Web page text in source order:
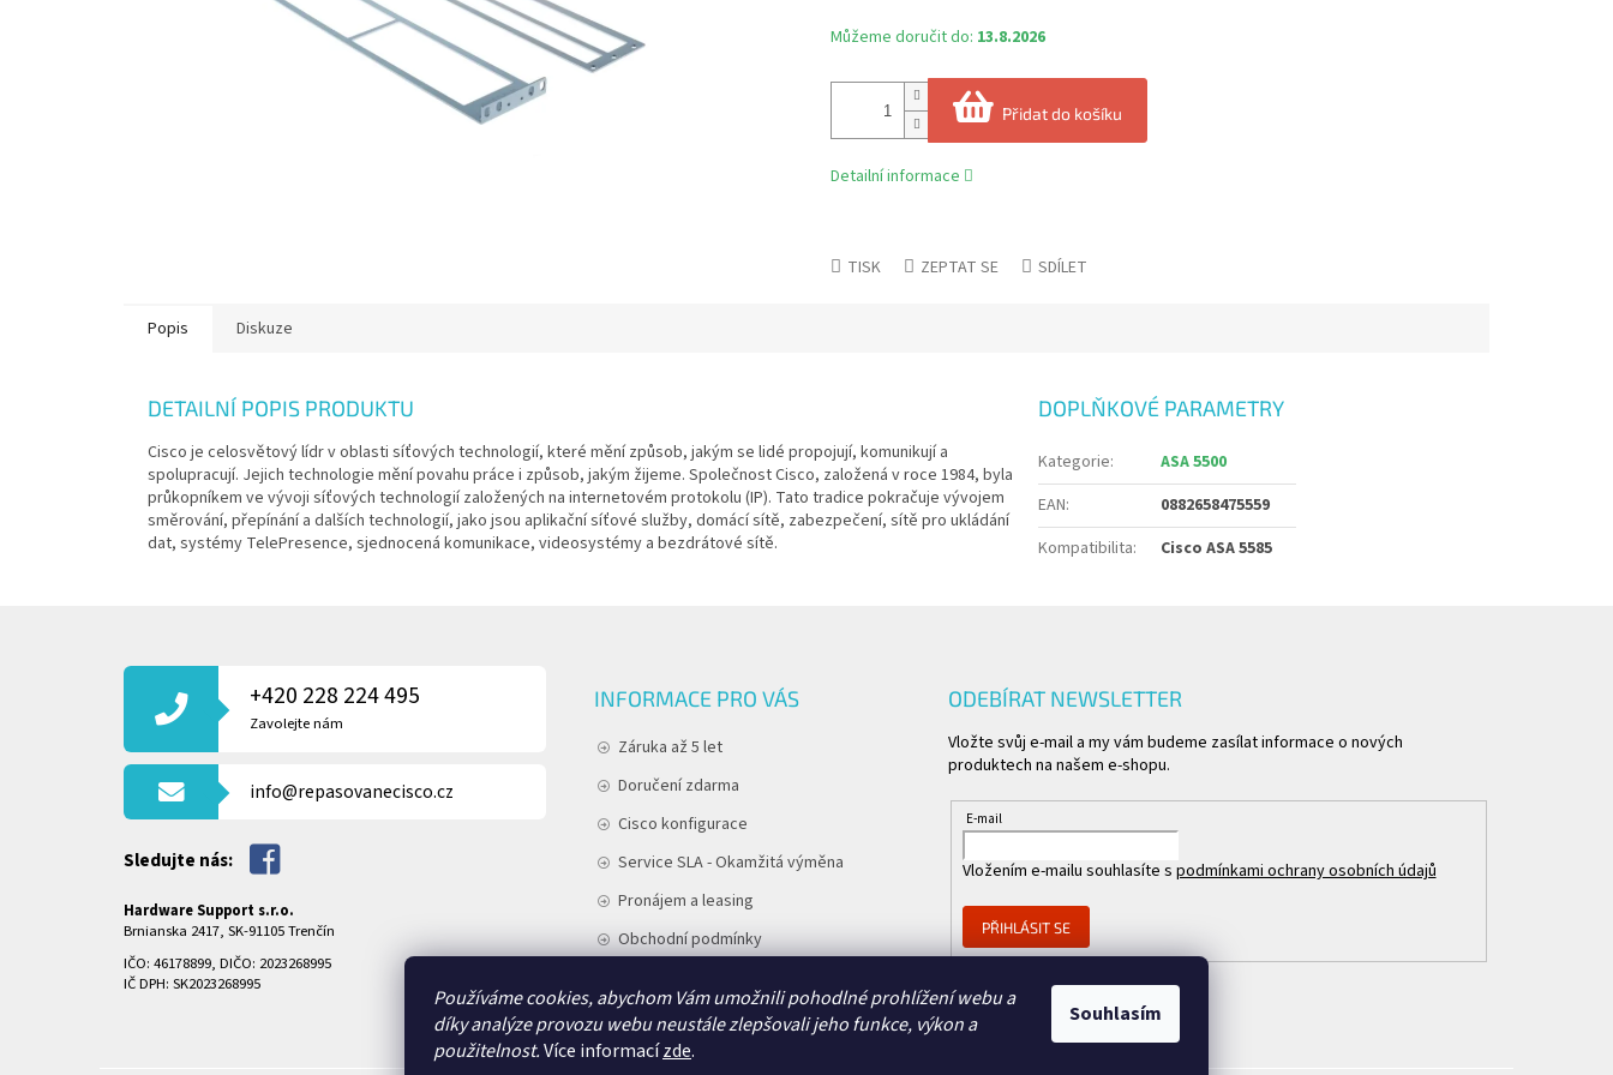
Používáme cookies, abychom Vám umožnili pohodlné prohlížení webu a
díky analýze provozu webu neustále zlepšovali jeho funkce, výkon a
použitelnost.Více informacízde.
Souhlasím
Můžeme doručit do: 13.8.2026
Přidat do košíku
Detailní informace
TISK ZEPTAT SE SDÍLET
Popis Diskuze
DETAILNÍ POPIS PRODUKTU
Cisco je celosvětový lídr v oblasti síťových technologií, které mění způsob, jakým se lidé propojují, komunikují a
spolupracují. Jejich technologie mění povahu práce i způsob, jakým žijeme. Společnost Cisco, založená v roce 1984, byla
průkopníkem ve vývoji síťových technologií založených na internetovém protokolu (IP). Tato tradice pokračuje vývojem
směrování, přepínání a dalších technologií, jako jsou aplikační síťové služby, domácí sítě, zabezpečení, sítě pro ukládání
dat, systémy TelePresence, sjednocená komunikace, videosystémy a bezdrátové sítě.
DOPLŇKOVÉ PARAMETRY
Kategorie:
ASA 5500
EAN:
0882658475559
Kompatibilita: Cisco ASA 5585
+420 228 224 495
Zavolejte nám
info@repasovanecisco.cz
Sledujte nás:
Hardware Support s.r.o.
Brnianska 2417, SK-91105 Trenčín
IČO: 46178899, DIČO: 2023268995
IČ DPH: SK2023268995
INFORMACE PRO VÁS
Záruka až 5 let
Doručení zdarma
Cisco konfigurace
Service SLA - Okamžitá výměna
Pronájem a leasing
Obchodní podmínky
Kontakt
ODEBÍRAT NEWSLETTER
Vložte svůj e-mail a my vám budeme zasílat informace o nových
produktech na našem e-shopu.
E-mail
Vložením e-mailu souhlasíte s podmínkami ochrany osobních údajů
PŘIHLÁSIT SE